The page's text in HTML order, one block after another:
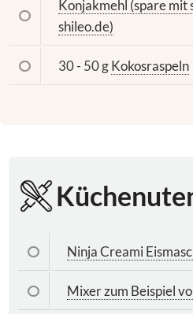
Konjakmehl (spare
shileo.de)
30 - 50 gKokosraspeln
Ninja Creami
Mixer zum Beispiel